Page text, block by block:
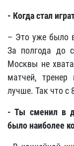
- Когда стал
– Это уже было
За полгода до
Москвы не
матчей,
лучше. Так что с
- Ты сменил в
было наиболее